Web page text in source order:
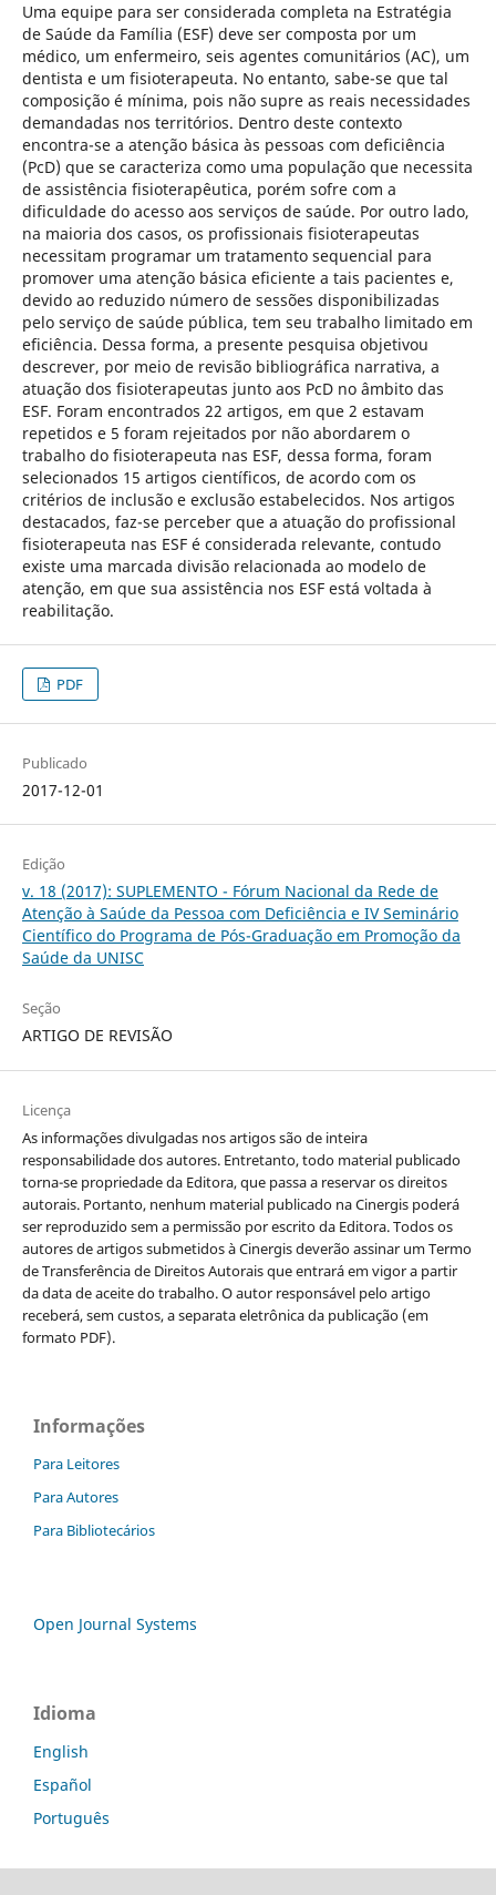
Uma equipe para ser considerada completa na Estratégia
de Saúde da Família (ESF) deve ser composta por um
médico, um enfermeiro, seis agentes comunitários (AC), um
dentista e um fisioterapeuta. No entanto, sabe-se que tal
composição é mínima, pois não supre as reais necessidades
demandadas nos territórios. Dentro deste contexto
encontra-se a atenção básica às pessoas com deficiência
(PcD) que se caracteriza como uma população que necessita
de assistência fisioterapêutica, porém sofre com a
dificuldade do acesso aos serviços de saúde. Por outro lado,
na maioria dos casos, os profissionais fisioterapeutas
necessitam programar um tratamento sequencial para
promover uma atenção básica eficiente a tais pacientes e,
devido ao reduzido número de sessões disponibilizadas
pelo serviço de saúde pública, tem seu trabalho limitado em
eficiência. Dessa forma, a presente pesquisa objetivou
descrever, por meio de revisão bibliográfica narrativa, a
atuação dos fisioterapeutas junto aos PcD no âmbito das
ESF. Foram encontrados 22 artigos, em que 2 estavam
repetidos e 5 foram rejeitados por não abordarem o
trabalho do fisioterapeuta nas ESF, dessa forma, foram
selecionados 15 artigos científicos, de acordo com os
critérios de inclusão e exclusão estabelecidos. Nos artigos
destacados, faz-se perceber que a atuação do profissional
fisioterapeuta nas ESF é considerada relevante, contudo
existe uma marcada divisão relacionada ao modelo de
atenção, em que sua assistência nos ESF está voltada à
reabilitação.
PDF
Publicado
2017-12-01
Edição
v. 18 (2017): SUPLEMENTO - Fórum Nacional da Rede de
Atenção à Saúde da Pessoa com Deficiência e IV Seminário
Científico do Programa de Pós-Graduação em Promoção da
Saúde da UNISC
Seção
ARTIGO DE REVISÃO
Licença
As informações divulgadas nos artigos são de inteira
responsabilidade dos autores. Entretanto, todo material publicado
torna-se propriedade da Editora, que passa a reservar os direitos
autorais. Portanto, nenhum material publicado na Cinergis poderá
ser reproduzido sem a permissão por escrito da Editora. Todos os
autores de artigos submetidos à Cinergis deverão assinar um Termo
de Transferência de Direitos Autorais que entrará em vigor a partir
da data de aceite do trabalho. O autor responsável pelo artigo
receberá, sem custos, a separata eletrônica da publicação (em
formato PDF).
Informações
Para Leitores
Para Autores
Para Bibliotecários
Open Journal Systems
Idioma
English
Español
Português